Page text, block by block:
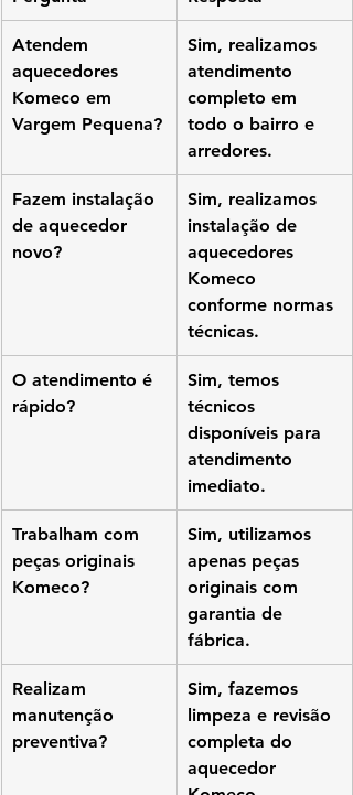
Atendem
aquecedores
Komeco em
Vargem Pequena?
Sim, realizamos
atendimento
completo em
todo o bairro e
arredores.
Fazem instalação
de aquecedor
novo?
Sim, realizamos
instalação de
aquecedores
Komeco
conforme normas
técnicas.
O atendimento é
rápido?
Sim, temos
técnicos
disponíveis para
atendimento
imediato.
Trabalham com
peças originais
Komeco?
Sim, utilizamos
apenas peças
originais com
garantia de
fábrica.
Realizam
manutenção
preventiva?
Sim, fazemos
limpeza e revisão
completa do
aquecedor